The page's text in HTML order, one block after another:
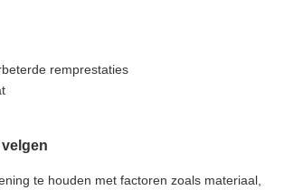
remprestaties
te houden met factoren zoals materiaal,